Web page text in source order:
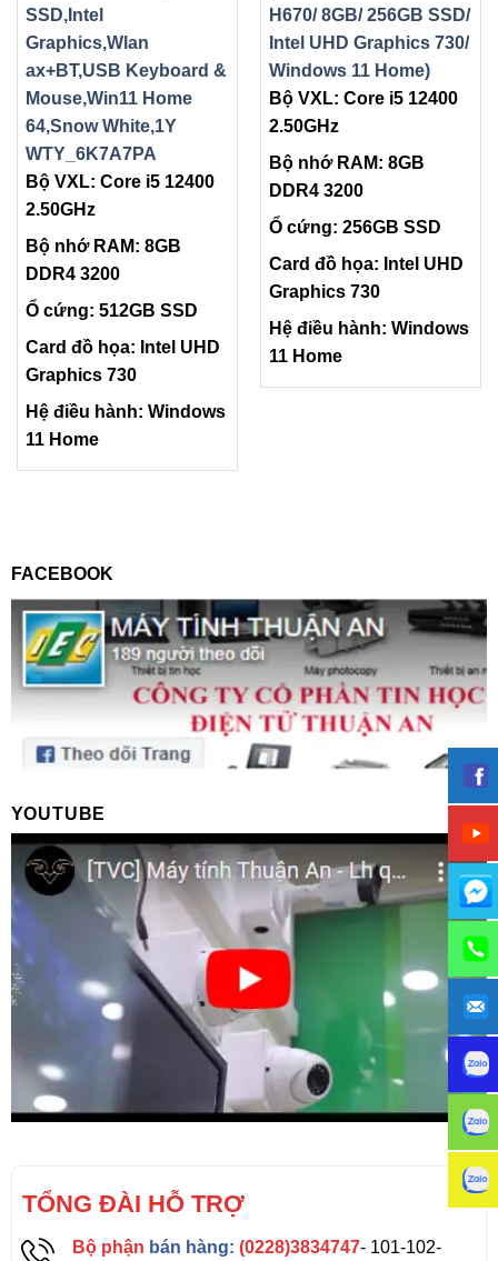
SSD,Intel
Graphics,Wlan
ax+BT,USB Keyboard &
Mouse,Win11 Home
64,Snow White,1Y
WTY_6K7A7PA
Bộ VXL: Core i5 12400
2.50GHz
Bộ nhớ RAM: 8GB
DDR4 3200
Ổ cứng: 512GB SSD
Card đồ họa: Intel UHD
Graphics 730
Hệ điều hành: Windows
11 Home
H670/ 8GB/ 256GB SSD/
Intel UHD Graphics 730/
Windows 11 Home)
Bộ VXL: Core i5 12400
2.50GHz
Bộ nhớ RAM: 8GB
DDR4 3200
Ổ cứng: 256GB SSD
Card đồ họa: Intel UHD
Graphics 730
Hệ điều hành: Windows
11 Home
FACEBOOK
YOUTUBE
TỔNG ĐÀI HỖ TRỢ
Bộ phận bán hàng: (0228)3834747- 101-102-